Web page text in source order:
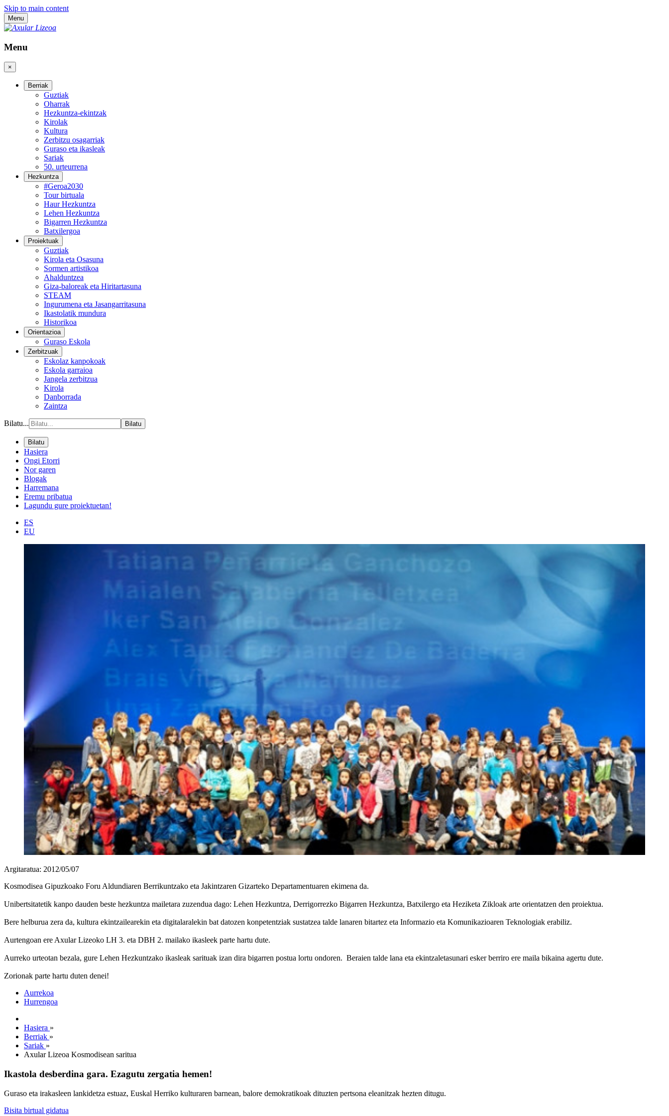
Skip to main content
Menu
Menu
×
Berriak
Guztiak
Oharrak
Hezkuntza-ekintzak
Kirolak
Kultura
Zerbitzu osagarriak
Guraso eta ikasleak
Sariak
50. urteurrena
Hezkuntza
#Geroa2030
Tour birtuala
Haur Hezkuntza
Lehen Hezkuntza
Bigarren Hezkuntza
Batxilergoa
Proiektuak
Guztiak
Kirola eta Osasuna
Sormen artistikoa
Ahalduntzea
Giza-baloreak eta Hiritartasuna
STEAM
Ingurumena eta Jasangarritasuna
Ikastolatik mundura
Historikoa
Orientazioa
Guraso Eskola
Zerbitzuak
Eskolaz kanpokoak
Eskola garraioa
Jangela zerbitzua
Kirola
Danborrada
Zaintza
Bilatu... Bilatu
Bilatu
Hasiera
Ongi Etorri
Nor garen
Blogak
Harremana
Eremu pribatua
Lagundu gure proiektuetan!
ES
EU
Argitaratua: 2012/05/07
Kosmodisea Gipuzkoako Foru Aldundiaren Berrikuntzako eta Jakintzaren Gizarteko Departamentuaren ekimena da.
Unibertsitatetik kanpo dauden beste hezkuntza mailetara zuzendua dago: Lehen Hezkuntza, Derrigorrezko Bigarren Hezkuntza, Batxilergo eta Heziketa Zikloak arte orientatzen den proiektua.
Bere helburua zera da, kultura ekintzailearekin eta digitalaralekin bat datozen konpetentziak sustatzea talde lanaren bitartez eta Informazio eta Komunikazioaren Teknologiak erabiliz.
Aurtengoan ere Axular Lizeoko LH 3. eta DBH 2. mailako ikasleek parte hartu dute.
Aurreko urteotan bezala, gure Lehen Hezkuntzako ikasleak sarituak izan dira bigarren postua lortu ondoren. Beraien talde lana eta ekintzaletasunari esker berriro ere maila bikaina agertu dute.
Zorionak parte hartu duten denei!
Aurrekoa
Hurrengoa
Hasiera »
Berriak »
Sariak »
Axular Lizeoa Kosmodisean saritua
Ikastola desberdina gara. Ezagutu zergatia hemen!
Guraso eta irakasleen lankidetza estuaz, Euskal Herriko kulturaren barnean, balore demokratikoak dituzten pertsona eleanitzak hezten ditugu.
Bisita birtual gidatua